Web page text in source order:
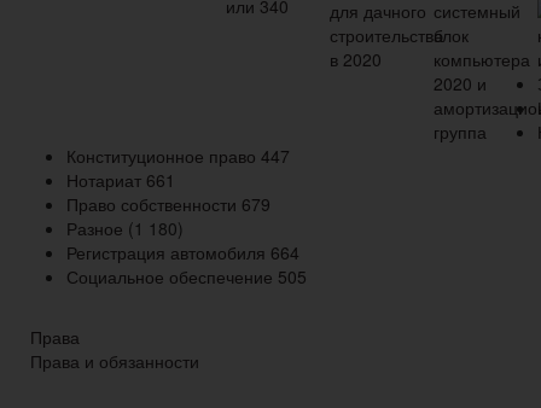
Конституционное право 447
Нотариат 661
Право собственности 679
Разное (1 180)
Регистрация автомобиля 664
Социальное обеспечение 505
Права
Права и обязанности